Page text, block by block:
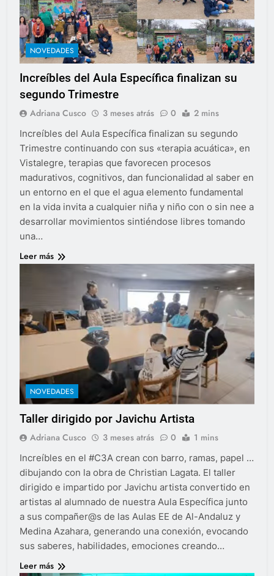
NOVEDADES
Increíbles del Aula Específica finalizan su
segundo Trimestre
Adriana Cusco 3 meses atrás 0 2 mins
Increíbles del Aula Específica finalizan su segundo
Trimestre continuando con sus «terapia acuática», en
Vistalegre, terapias que favorecen procesos
madurativos, cognitivos, dan funcionalidad al saber en
un entorno en el que el agua elemento fundamental
en la vida invita a cualquier niña y niño con o sin nee a
desarrollar movimientos sintiéndose libres tomando
una…
Leer más
NOVEDADES
Taller dirigido por Javichu Artista
Adriana Cusco 3 meses atrás 0 1 mins
Increíbles en el #C3A crean con barro, ramas, papel …
dibujando con la obra de Christian Lagata. El taller
dirigido e impartido por Javichu artista convertido en
artistas al alumnado de nuestra Aula Específica junto
a sus compañer@s de las Aulas EE de Al-Andaluz y
Medina Azahara, generando una conexión, evocando
sus saberes, habilidades, emociones creando…
Leer más